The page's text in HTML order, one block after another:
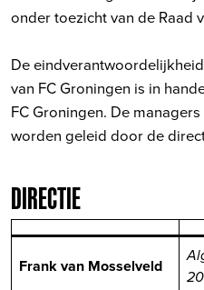
onder toezicht van de Raad
De
van FC Groningen is in
FC Groningen. De
worden geleid door de
DIRECTIE
Frank van Mosselveld